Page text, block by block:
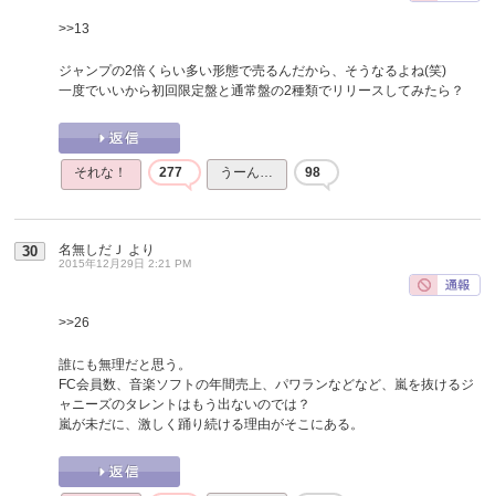
>>13
ジャンプの2倍くらい多い形態で売るんだから、そうなるよね(笑)
一度でいいから初回限定盤と通常盤の2種類でリリースしてみたら？
それな！ 277 うーん… 98
30 名無しだＪ より
2015年12月29日 2:21 PM
>>26
誰にも無理だと思う。
FC会員数、音楽ソフトの年間売上、パワランなどなど、嵐を抜けるジ
ャニーズのタレントはもう出ないのでは？
嵐が未だに、激しく踊り続ける理由がそこにある。